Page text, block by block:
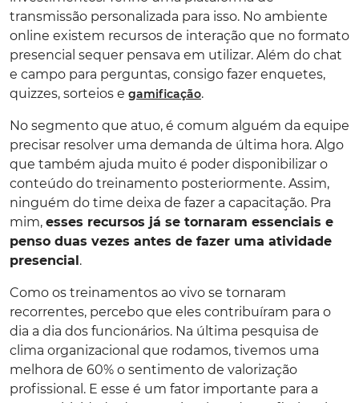
transmissão personalizada para isso. No ambiente
online existem recursos de interação que no formato
presencial sequer pensava em utilizar. Além do chat
e campo para perguntas, consigo fazer enquetes,
quizzes, sorteios e gamificação.
No segmento que atuo, é comum alguém da equipe
precisar resolver uma demanda de última hora. Algo
que também ajuda muito é poder disponibilizar o
conteúdo do treinamento posteriormente. Assim,
ninguém do time deixa de fazer a capacitação. Pra
mim, esses recursos já se tornaram essenciais e
penso duas vezes antes de fazer uma atividade
presencial.
Como os treinamentos ao vivo se tornaram
recorrentes, percebo que eles contribuíram para o
dia a dia dos funcionários. Na última pesquisa de
clima organizacional que rodamos, tivemos uma
melhora de 60% o sentimento de valorização
profissional. E esse é um fator importante para a